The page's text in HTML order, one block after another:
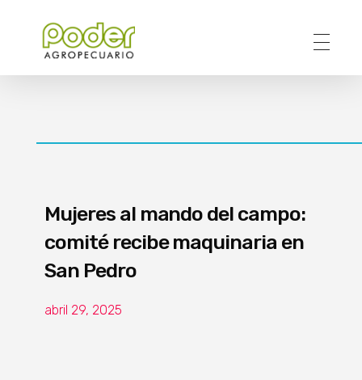
Mujeres al mando del campo:
comité recibe maquinaria en
San Pedro
abril 29, 2025